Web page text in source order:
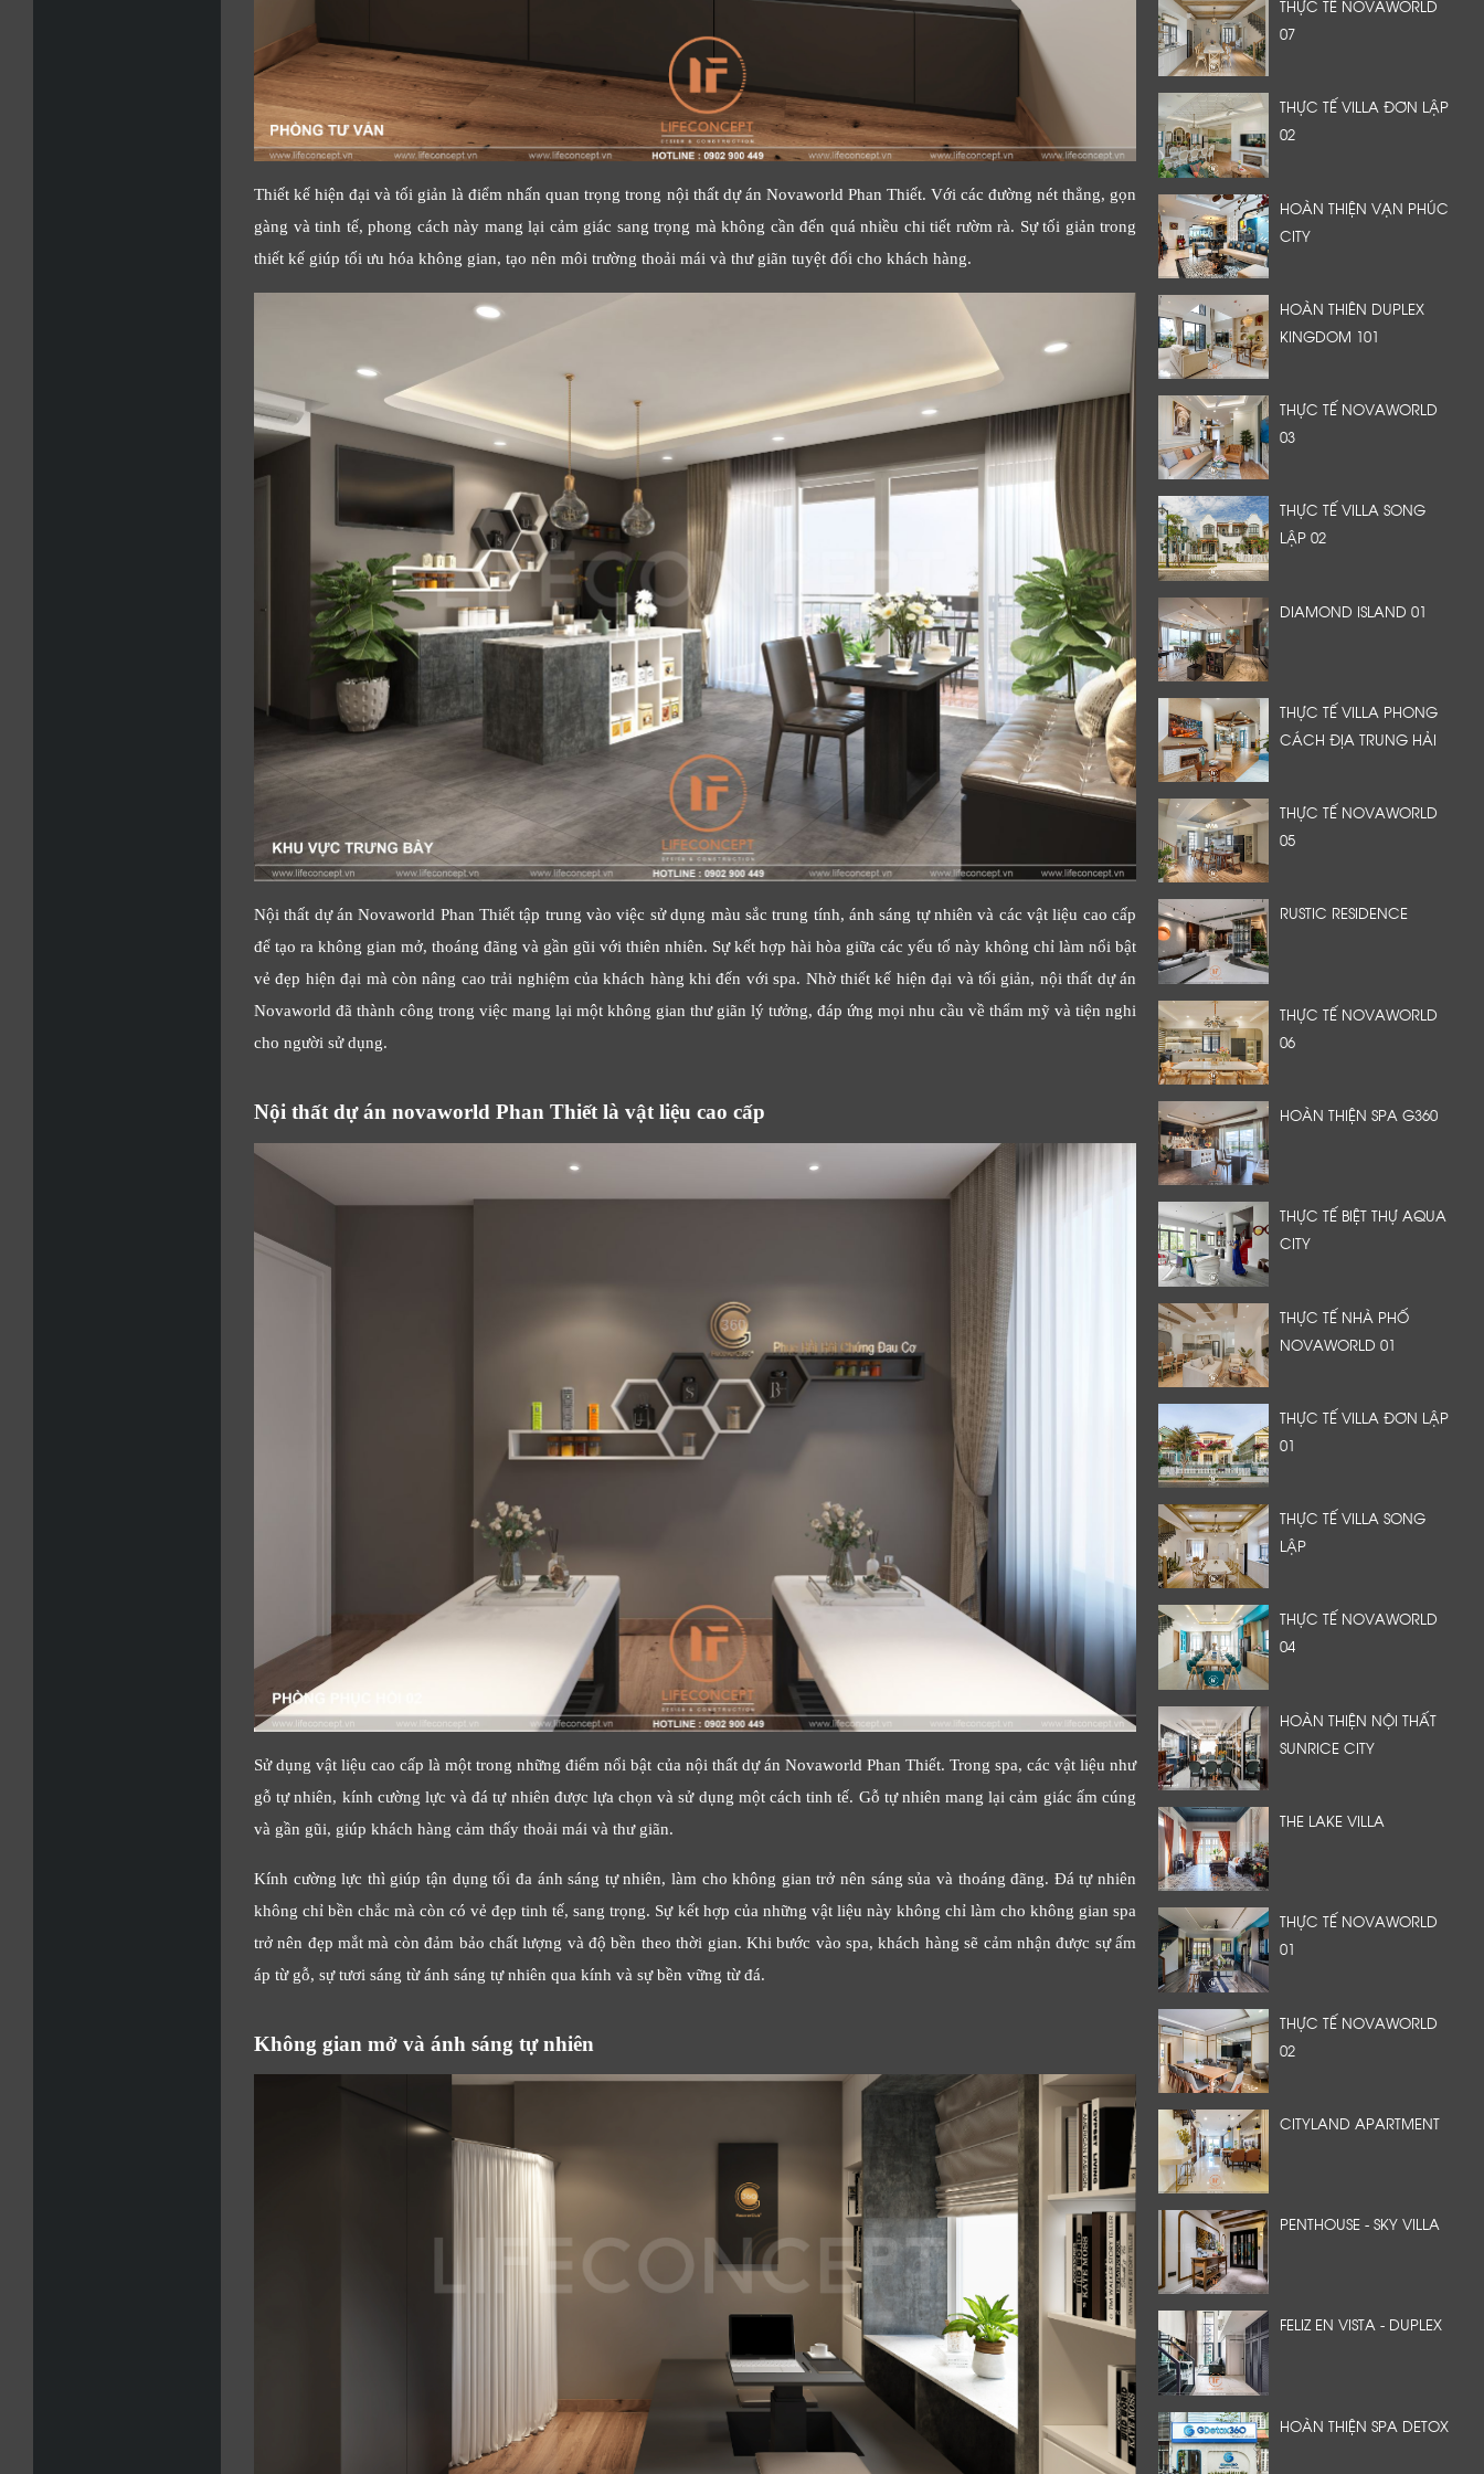
Thiết kế hiện đại và tối giản là điểm nhấn quan trọng trong nội thất dự án Novaworld Phan Thiết. Với các đường nét thẳng, gọn
gàng và tinh tế, phong cách này mang lại cảm giác sang trọng mà không cần đến quá nhiều chi tiết rườm rà. Sự tối giản trong
thiết kế giúp tối ưu hóa không gian, tạo nên môi trường thoải mái và thư giãn tuyệt đối cho khách hàng.
Nội thất dự án Novaworld Phan Thiết tập trung vào việc sử dụng màu sắc trung tính, ánh sáng tự nhiên và các vật liệu cao cấp
để tạo ra không gian mở, thoáng đãng và gần gũi với thiên nhiên. Sự kết hợp hài hòa giữa các yếu tố này không chỉ làm nổi bật
vẻ đẹp hiện đại mà còn nâng cao trải nghiệm của khách hàng khi đến với spa. Nhờ thiết kế hiện đại và tối giản, nội thất dự án
Novaworld đã thành công trong việc mang lại một không gian thư giãn lý tưởng, đáp ứng mọi nhu cầu về thẩm mỹ và tiện nghi
cho người sử dụng.
Nội thất dự án novaworld Phan Thiết là vật liệu cao cấp
Sử dụng vật liệu cao cấp là một trong những điểm nổi bật của nội thất dự án Novaworld Phan Thiết. Trong spa, các vật liệu như
gỗ tự nhiên, kính cường lực và đá tự nhiên được lựa chọn và sử dụng một cách tinh tế. Gỗ tự nhiên mang lại cảm giác ấm cúng
và gần gũi, giúp khách hàng cảm thấy thoải mái và thư giãn.
Kính cường lực thì giúp tận dụng tối đa ánh sáng tự nhiên, làm cho không gian trở nên sáng sủa và thoáng đãng. Đá tự nhiên
không chỉ bền chắc mà còn có vẻ đẹp tinh tế, sang trọng. Sự kết hợp của những vật liệu này không chỉ làm cho không gian spa
trở nên đẹp mắt mà còn đảm bảo chất lượng và độ bền theo thời gian. Khi bước vào spa, khách hàng sẽ cảm nhận được sự ấm
áp từ gỗ, sự tươi sáng từ ánh sáng tự nhiên qua kính và sự bền vững từ đá.
Không gian mở và ánh sáng tự nhiên
THỰC TẾ NOVAWORLD
07
THỰC TẾ VILLA ĐƠN LẬP
02
HOÀN THIỆN VẠN PHÚC
CITY
HOÀN THIÊN DUPLEX
KINGDOM 101
THỰC TẾ NOVAWORLD
03
THỰC TẾ VILLA SONG
LẬP 02
DIAMOND ISLAND 01
THỰC TẾ VILLA PHONG
CÁCH ĐỊA TRUNG HẢI
THỰC TẾ NOVAWORLD
05
RUSTIC RESIDENCE
THỰC TẾ NOVAWORLD
06
HOÀN THIỆN SPA G360
THỰC TẾ BIỆT THỰ AQUA
CITY
THỰC TẾ NHÀ PHỐ
NOVAWORLD 01
THỰC TẾ VILLA ĐƠN LẬP
01
THỰC TẾ VILLA SONG
LẬP
THỰC TẾ NOVAWORLD
04
HOÀN THIỆN NỘI THẤT
SUNRICE CITY
THE LAKE VILLA
THỰC TẾ NOVAWORLD
01
THỰC TẾ NOVAWORLD
02
CITYLAND APARTMENT
PENTHOUSE - SKY VILLA
FELIZ EN VISTA - DUPLEX
HOÀN THIỆN SPA DETOX
LỜI CẢM ƠN
LIFECONCEPT
Cảm ơn quý khách đã để lại thông tin.